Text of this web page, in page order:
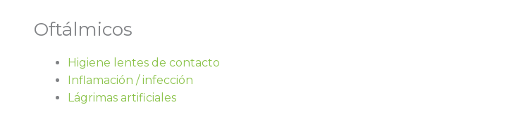
Oftálmicos
Higiene lentes de contacto
Inflamación / infección
Lágrimas artificiales